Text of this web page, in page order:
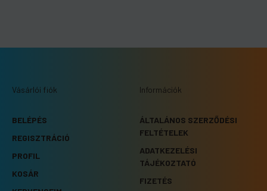
Vásárlói fiók
BELÉPÉS
REGISZTRÁCIÓ
PROFIL
KOSÁR
Információk
ÁLTALÁNOS SZERZŐDÉSI
FELTÉTELEK
ADATKEZELÉSI
TÁJÉKOZTATÓ
FIZETÉS